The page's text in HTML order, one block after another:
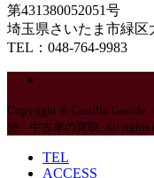
第431380052051号
埼玉県さいたま市緑区
TEL：048-764-9983
Copyright © Castillo Grande
売、中古車の買取. All rights
TEL
ACCESS